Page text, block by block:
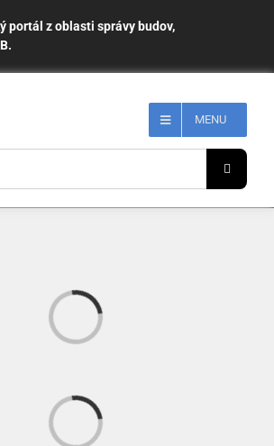
portál z oblasti správy budov,
MENU
Loading...
Loading...